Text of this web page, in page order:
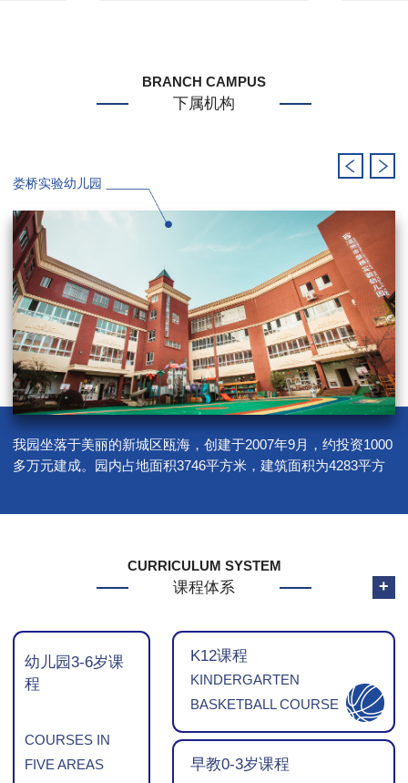
BRANCH CAMPUS
下属机构
娄桥实验幼儿园
我园坐落于美丽的新城区瓯海，创建于2007年9月，约投资1000
多万元建成。园内占地面积3746平方米，建筑面积为4283平方
CURRICULUM SYSTEM
课程体系 +
幼儿园3-6岁课
程
COURSES IN
FIVE AREAS
K12课程
KINDERGARTEN
BASKETBALL COURSE
早教0-3岁课程